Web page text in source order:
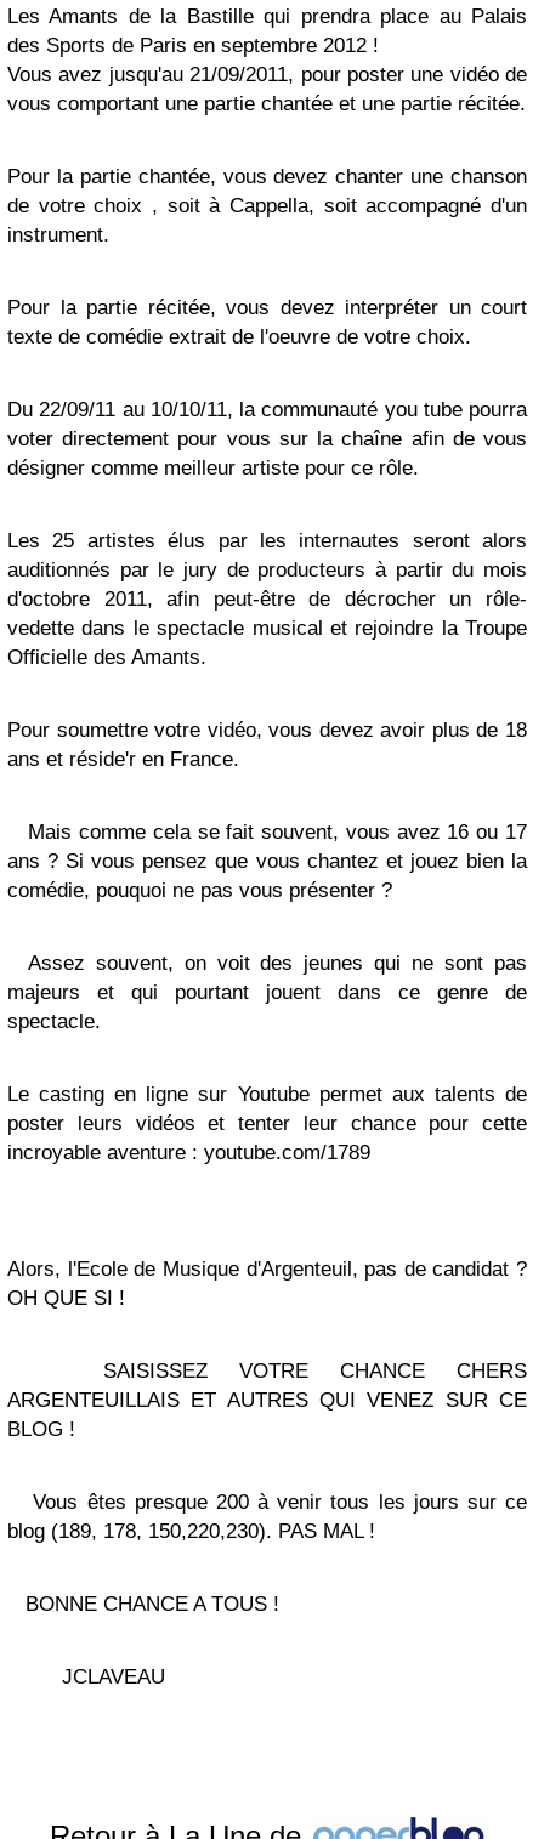
Les Amants de la Bastille qui prendra place au Palais
des Sports de Paris en septembre 2012 !
Vous avez jusqu'au 21/09/2011, pour poster une vidéo de
vous comportant une partie chantée et une partie récitée.
Pour la partie chantée, vous devez chanter une chanson
de votre choix , soit à Cappella, soit accompagné d'un
instrument.
Pour la partie récitée, vous devez interpréter un court
texte de comédie extrait de l'oeuvre de votre choix.
Du 22/09/11 au 10/10/11, la communauté you tube pourra
voter directement pour vous sur la chaîne afin de vous
désigner comme meilleur artiste pour ce rôle.
Les 25 artistes élus par les internautes seront alors
auditionnés par le jury de producteurs à partir du mois
d'octobre 2011, afin peut-être de décrocher un rôle-
vedette dans le spectacle musical et rejoindre la Troupe
Officielle des Amants.
Pour soumettre votre vidéo, vous devez avoir plus de 18
ans et réside'r en France.
Mais comme cela se fait souvent, vous avez 16 ou 17
ans ? Si vous pensez que vous chantez et jouez bien la
comédie, pouquoi ne pas vous présenter ?
Assez souvent, on voit des jeunes qui ne sont pas
majeurs et qui pourtant jouent dans ce genre de
spectacle.
Le casting en ligne sur Youtube permet aux talents de
poster leurs vidéos et tenter leur chance pour cette
incroyable aventure : youtube.com/1789
Alors, l'Ecole de Musique d'Argenteuil, pas de candidat ?
OH QUE SI !
SAISISSEZ VOTRE CHANCE CHERS
ARGENTEUILLAIS ET AUTRES QUI VENEZ SUR CE
BLOG !
Vous êtes presque 200 à venir tous les jours sur ce
blog (189, 178, 150,220,230). PAS MAL !
BONNE CHANCE A TOUS !
JCLAVEAU